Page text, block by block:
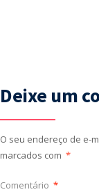
Deixe um
O seu endereço de e-
marcados com *
Comentário *